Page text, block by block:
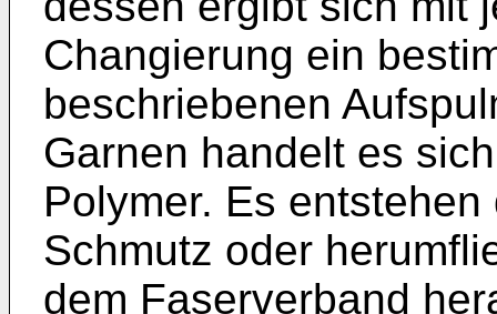
Changierung ein
beschriebenen
Garnen handelt es
Polymer. Es
Schmutz oder
dem Faserverband